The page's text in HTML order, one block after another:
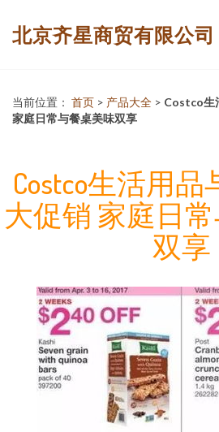
北京齐星商贸有限公司
当前位置： 首页 > 产品大全 > Costco生
家庭日常与餐桌美味双享
Costco生活用
大促销 家庭日
双享